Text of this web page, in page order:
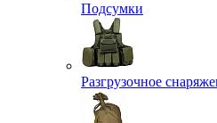
Подсумки
Разгрузочное